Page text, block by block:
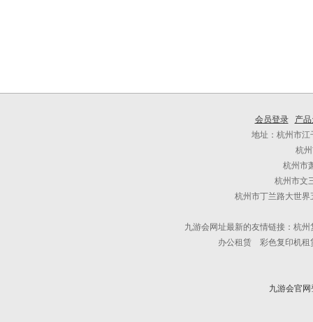
会员登录
产
地址：杭州市江
杭
杭州市
杭州市文
杭州市丁兰路大世界
九游会网址最新的友情链接：杭
办公租赁 彩色复印机
九游会官